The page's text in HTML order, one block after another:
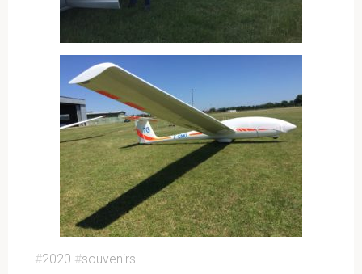
#2020 #souvenirs